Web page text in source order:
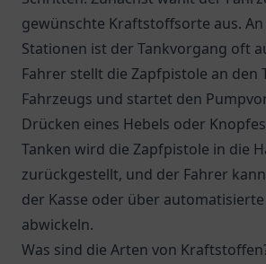
gewünschte Kraftstoffsorte aus.
Stationen ist der Tankvorgang oft
Fahrer stellt die Zapfpistole an den
Fahrzeugs und startet den
Drücken eines Hebels oder
Tanken wird die Zapfpistole in die
zurückgestellt, und der Fahrer
der Kasse oder über automatisierte
abwickeln.
Was sind die Arten von